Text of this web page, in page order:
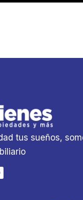
tus sueños,